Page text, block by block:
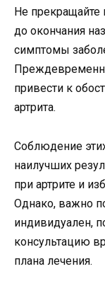
Не прекращайте
до окончания
симптомы
привести к
артрита.
Соблюдение
наилучших
при артрите и
Однако, важно
индивидуален,
консультацию
плана лечения.